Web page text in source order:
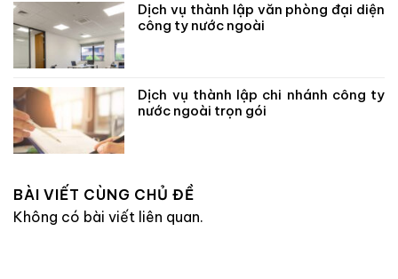
Dịch vụ thành lập văn phòng đại diện
công ty nước ngoài
Dịch vụ thành lập chi nhánh công ty
nước ngoài trọn gói
BÀI VIẾT CÙNG CHỦ ĐỀ
Không có bài viết liên quan.